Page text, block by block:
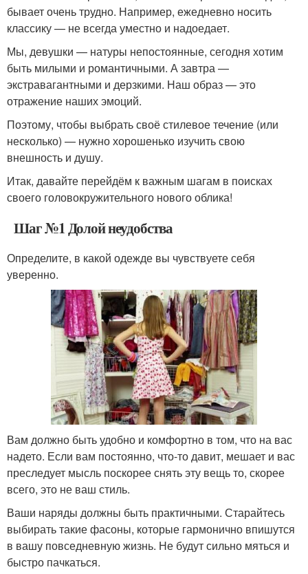
бывает очень трудно. Например, ежедневно носить
классику — не всегда уместно и надоедает.
Мы, девушки — натуры непостоянные, сегодня хотим
быть милыми и романтичными. А завтра —
экстравагантными и дерзкими. Наш образ — это
отражение наших эмоций.
Поэтому, чтобы выбрать своё стилевое течение (или
несколько) — нужно хорошенько изучить свою
внешность и душу.
Итак, давайте перейдём к важным шагам в поисках
своего головокружительного нового облика!
Шаг №1 Долой неудобства
Определите, в какой одежде вы чувствуете себя
уверенно.
Вам должно быть удобно и комфортно в том, что на вас
надето. Если вам постоянно, что-то давит, мешает и вас
преследует мысль поскорее снять эту вещь то, скорее
всего, это не ваш стиль.
Ваши наряды должны быть практичными. Старайтесь
выбирать такие фасоны, которые гармонично впишутся
в вашу повседневную жизнь. Не будут сильно мяться и
быстро пачкаться.